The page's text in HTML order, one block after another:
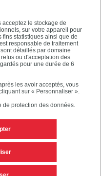
acceptez le stockage de
sur votre appareil pour
statistiques ainsi que de
responsable de traitement
détaillés par domaine
ou d'acceptation des
pour une durée de 6
les avoir acceptés, vous
sur « Personnaliser ».
de protection des données.
Plan du site